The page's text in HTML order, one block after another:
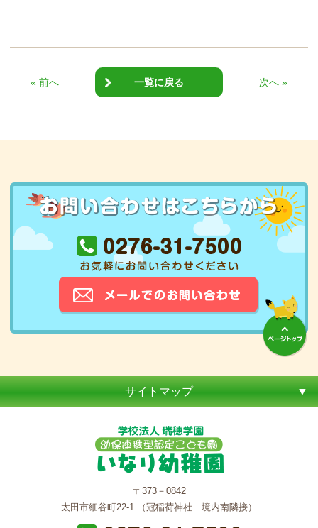
« 前へ 一覧に戻る 次へ »
サイトマップ
〒373－0842
太田市細谷町22-1 （冠稲荷神社 境内南隣接）